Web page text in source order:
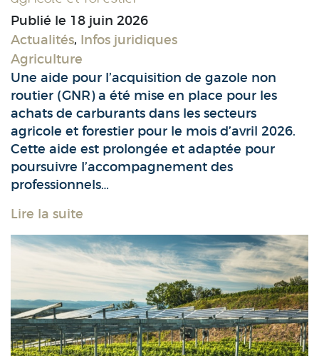
Publié le 18 juin 2026
Actualités, Infos juridiques
Agriculture
Une aide pour l’acquisition de gazole non
routier (GNR) a été mise en place pour les
achats de carburants dans les secteurs
agricole et forestier pour le mois d’avril 2026.
Cette aide est prolongée et adaptée pour
poursuivre l’accompagnement des
professionnels…
Lire la suite